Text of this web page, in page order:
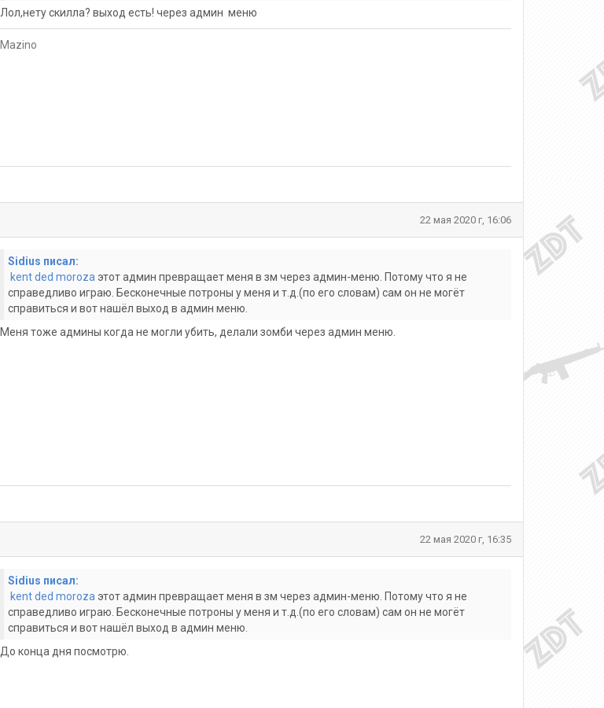
Лол,нету скилла? выход есть! через админ меню
Mazino
22 мая 2020 г, 16:06
Sidius писал:
kent ded moroza этот админ превращает меня в зм через админ-меню. Потому что я не
справедливо играю. Бесконечные потроны у меня и т.д.(по его словам) сам он не могёт
справиться и вот нашёл выход в админ меню.
Меня тоже админы когда не могли убить, делали зомби через админ меню.
22 мая 2020 г, 16:35
Sidius писал:
kent ded moroza этот админ превращает меня в зм через админ-меню. Потому что я не
справедливо играю. Бесконечные потроны у меня и т.д.(по его словам) сам он не могёт
справиться и вот нашёл выход в админ меню.
До конца дня посмотрю.